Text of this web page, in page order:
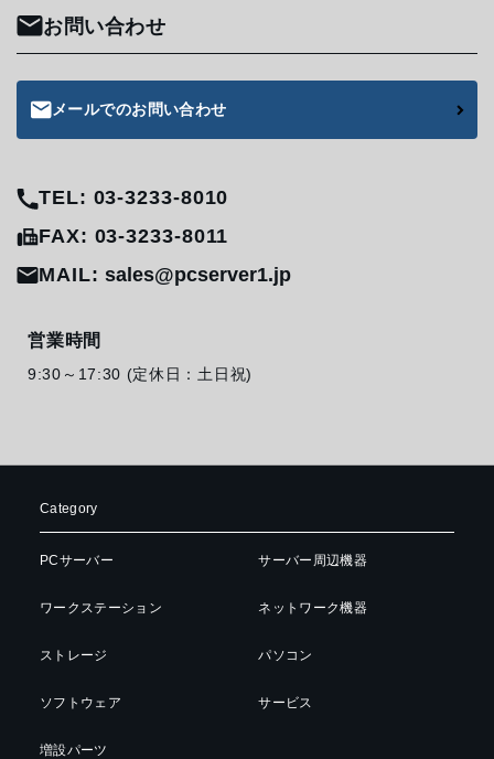
お問い合わせ
メールでのお問い合わせ
TEL: 03-3233-8010
FAX: 03-3233-8011
MAIL:sales@pcserver1.jp
営業時間
9:30～17:30 (定休日：土日祝)
Category
PCサーバー
ワークステーション
ストレージ
ソフトウェア
増設パーツ
サーバー周辺機器
ネットワーク機器
パソコン
サービス